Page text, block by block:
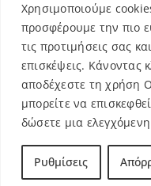
Χρησιμοποιούμε
προσφέρουμε την πιο
τις προτιμήσεις σας
επισκέψεις. Κάνοντας
αποδέχεστε τη χρήση
μπορείτε να
δώσετε μια
Ρυθμίσεις
© Copyright 2022
παιδιά με
Όνειρο Μια Ευχή» /
Όροι και